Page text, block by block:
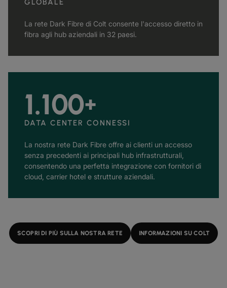
GLOBALE
La rete Dark Fibre di Colt consente l'accesso diretto in
fibra agli hub aziendali in 32 paesi.
1.100+
DATA CENTER CONNESSI
La nostra rete Dark Fibre offre ai clienti un accesso
senza precedenti ai principali hub infrastrutturali,
consentendo una perfetta integrazione con fornitori di
cloud, carrier hotel e strutture aziendali.
SCOPRI DI PIÙ SULLA NOSTRA RETE INFORMAZIONI SU COLT